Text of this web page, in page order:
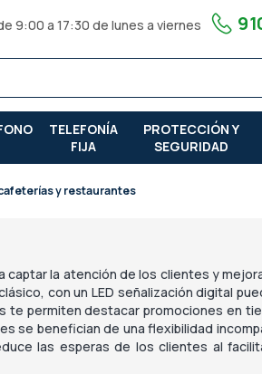
9:00 a 17:30 de lunes a viernes
TELEFONÍA
FIJA
PROTECCIÓN Y
SEGURIDAD
y restaurantes
la atención de los clientes y
con un LED señalización digital
permiten destacar promociones en
se benefician de una flexibilidad
las esperas de los clientes al